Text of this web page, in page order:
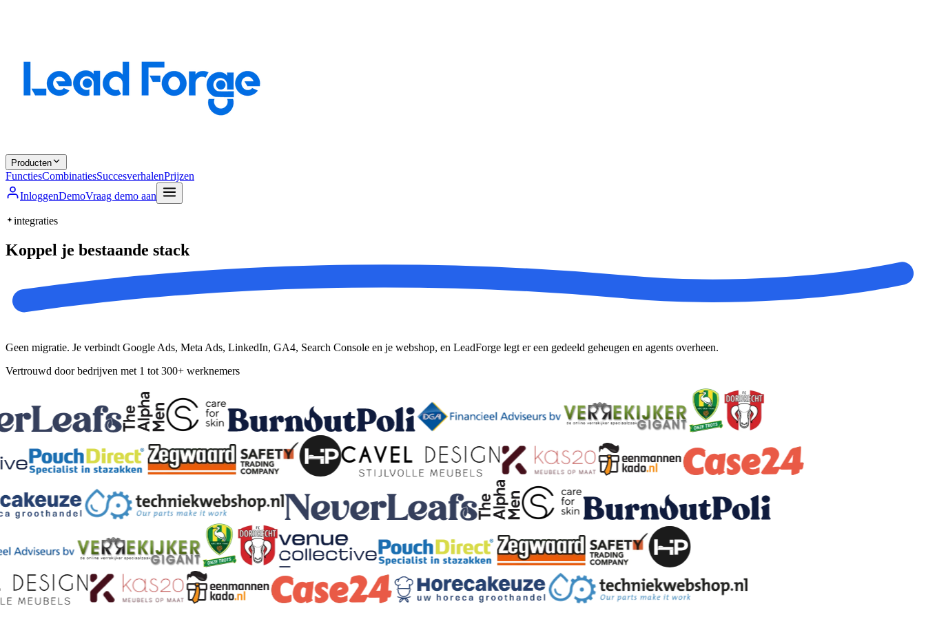
Producten
FunctiesCombinatiesSuccesverhalenPrijzen
InloggenDemoVraag demo aan
integraties
Koppel je bestaande stack
Geen migratie. Je verbindt Google Ads, Meta Ads, LinkedIn, GA4, Search Console en je webshop, en LeadForge legt er een gedeeld geheugen en agents overheen.
Vertrouwd door bedrijven met 1 tot 300+ werknemers